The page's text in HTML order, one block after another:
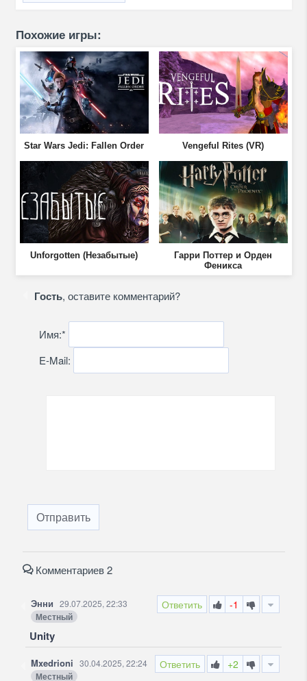
Похожие игры:
Star Wars Jedi: Fallen Order Vengeful Rites (VR)
Unforgotten (Незабытые)
Гарри Поттер и Орден
Феникса
Гость, оставите комментарий?
Имя:*
E-Mail:
Отправить
Комментариев 2
Ответить -1
Энни 29.07.2025, 22:33
Местный
Unity
Ответить +2
Mxedrioni 30.04.2025, 22:24
Местный